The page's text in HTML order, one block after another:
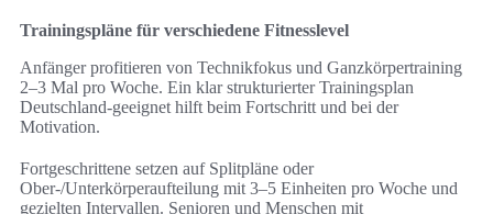
Trainingspläne für verschiedene Fitnesslevel
Anfänger profitieren von Technikfokus und Ganzkörpertraining
2–3 Mal pro Woche. Ein klar strukturierter Trainingsplan
Deutschland-geeignet hilft beim Fortschritt und bei der
Motivation.
Fortgeschrittene setzen auf Splitpläne oder
Ober-/Unterkörperaufteilung mit 3–5 Einheiten pro Woche und
gezielten Intervallen. Senioren und Menschen mit